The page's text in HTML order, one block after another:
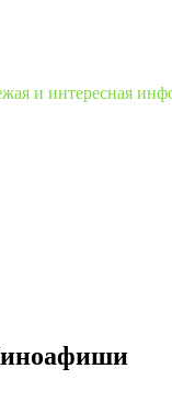
и интересная